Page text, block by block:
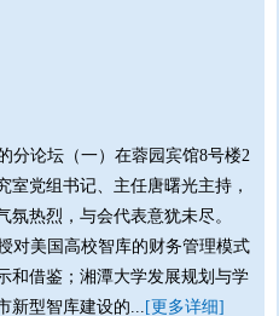
分论坛（一）在蓉园宾馆8号楼2
党组书记、主任唐曙光主持，
热烈，与会代表意犹未尽。
对美国高校智库的财务管理模式
和借鉴；湘潭大学发展规划与学
新型智库建设的... [更多详细]